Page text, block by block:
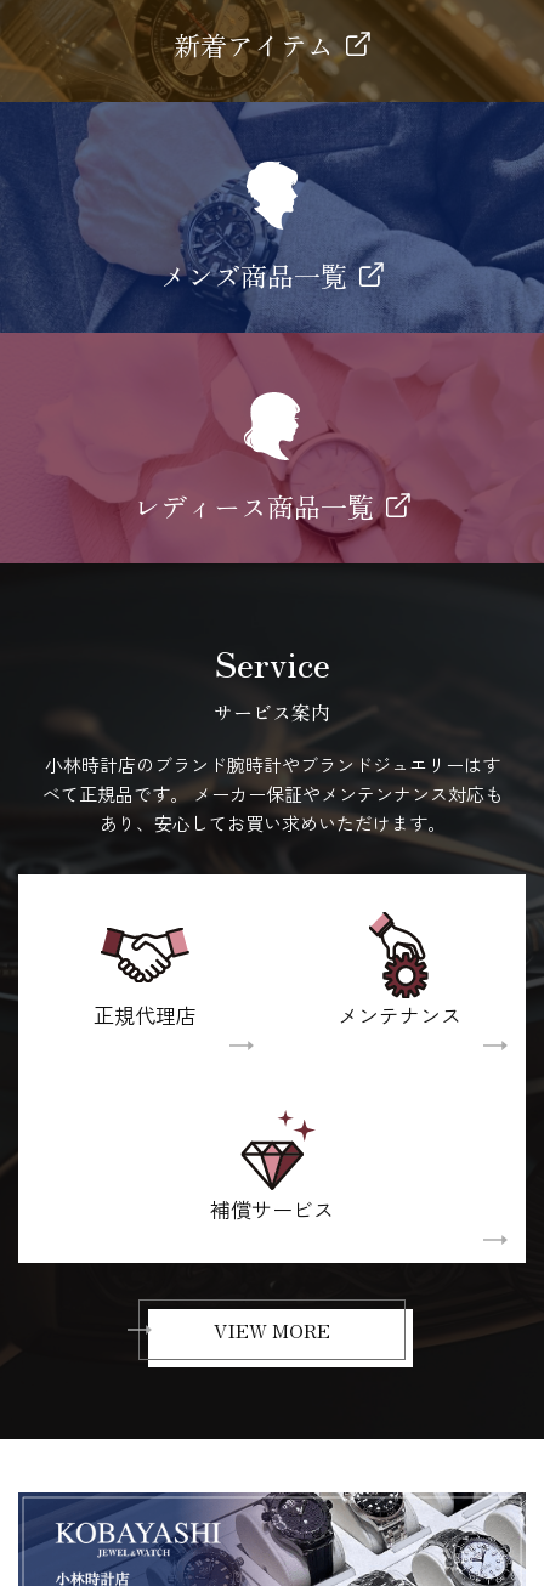
新着アイテム
メンズ商品一覧
レディース商品一覧
Service
サービス案内
小林時計店のブランド腕時計やブランドジュエリーはす
べて正規品です。
メーカー保証やメンテンナンス対応も
あり、安心してお買い求めいただけます。
正規代理店 メンテナンス
補償サービス
VIEW MORE